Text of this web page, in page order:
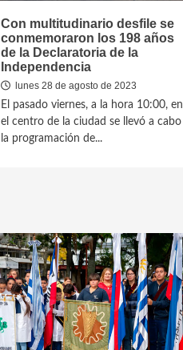
Con multitudinario desfile se
conmemoraron los 198 años
de la Declaratoria de la
Independencia
lunes 28 de agosto de 2023
El pasado viernes, a la hora 10:00, en
el centro de la ciudad se llevó a cabo
la programación de...